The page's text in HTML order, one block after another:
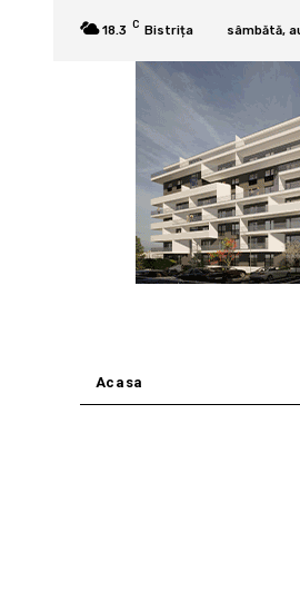
18.3 C Bistrița sâmbătă,
Acasa